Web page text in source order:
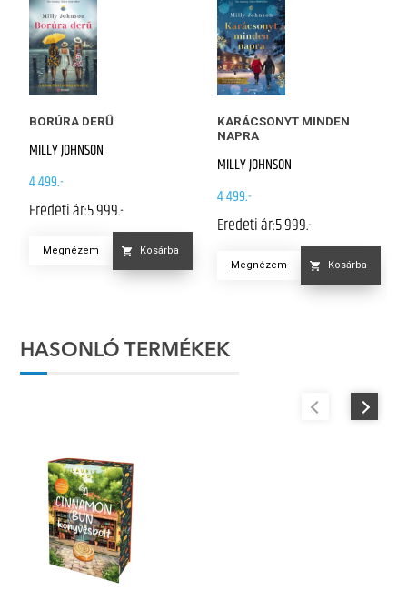
BORÚRA DERŰ
MILLY JOHNSON
4 499.-
Eredeti ár:5 999.-
Megnézem Kosárba
KARÁCSONYT MINDEN
NAPRA
MILLY JOHNSON
4 499.-
Eredeti ár:5 999.-
Megnézem Kosárba
HASONLÓ TERMÉKEK